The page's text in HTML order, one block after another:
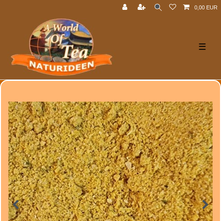
0,00 EUR
☰